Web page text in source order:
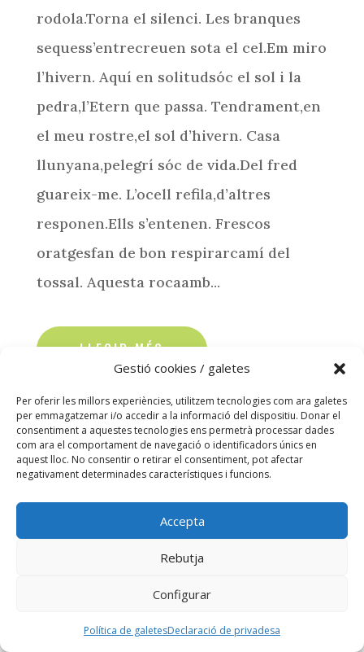
Gestió cookies / galetes
Per oferir les millors experiències, utilitzem tecnologies com ara galetes
per emmagatzemar i/o accedir a la informació del dispositiu. Donar el
consentiment a aquestes tecnologies ens permetrà processar dades
com ara el comportament de navegació o identificadors únics en
aquest lloc. No consentir o retirar el consentiment, pot afectar
negativament determinades característiques i funcions.
Accepta
Rebutja
Configurar
Política de galetesDeclaració de privadesa
rodola.Torna el silenci. Les branques
sequess’entrecreuen sota el cel.Em miro
l’hivern. Aquí en solitudsóc el sol i la
pedra,l’Etern que passa. Tendrament,en
el meu rostre,el sol d’hivern. Casa
llunyana,pelegrí sóc de vida.Del fred
guareix-me. L’ocell refila,d’altres
responen.Ells s’entenen. Frescos
oratgesfan de bon respirarcamí del
tossal. Aquesta rocaamb...